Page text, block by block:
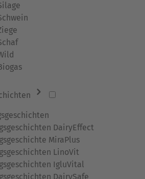
DairyEffect
MiraPlus
LinoVit
IgluVital
DairySafe